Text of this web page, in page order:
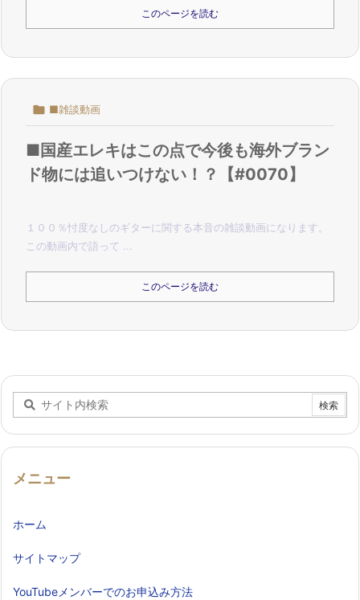
このページを読む
 ■雑談動画
■国産エレキはこの点で今後も海外ブラン
ド物には追いつけない！？【#0070】
１００％忖度なしのギターに関する本音の雑談動画になります。
この動画内で語って ...
このページを読む
メニュー
ホーム
サイトマップ
YouTubeメンバーでのお申込み方法